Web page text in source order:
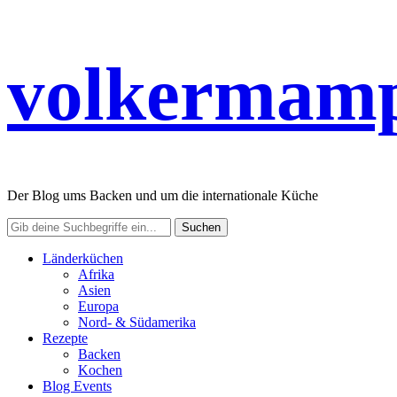
Der Blog ums Backen und um die internationale Küche
Länderküchen
Afrika
Asien
Europa
Nord- & Südamerika
Rezepte
Backen
Kochen
Blog Events